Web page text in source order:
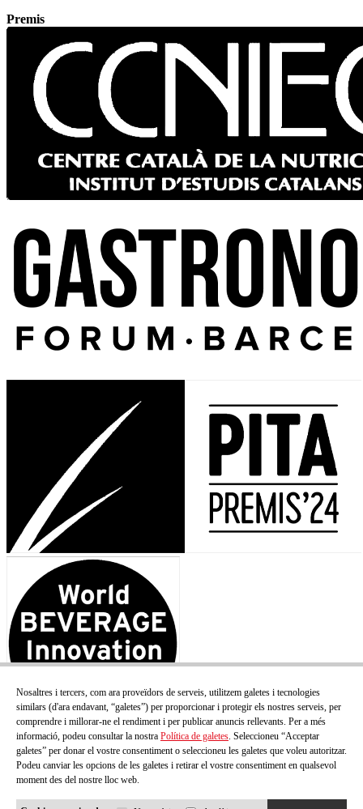
Premis
Nosaltres i tercers, com ara proveïdors de serveis, utilitzem galetes i tecnologies
similars (d'ara endavant, “galetes”) per proporcionar i protegir els nostres serveis, per
comprendre i millorar-ne el rendiment i per publicar anuncis rellevants. Per a més
informació, podeu consultar la nostra Política de galetes. Seleccioneu “Acceptar
galetes” per donar el vostre consentiment o seleccioneu les galetes que voleu autoritzar.
Podeu canviar les opcions de les galetes i retirar el vostre consentiment en qualsevol
moment des del nostre lloc web.